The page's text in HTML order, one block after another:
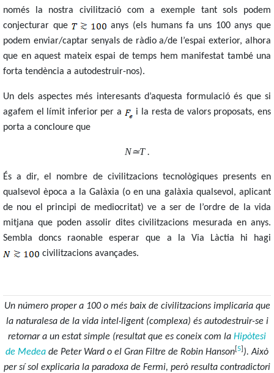
només la nostra civilització com a exemple tant sols podem
conjecturar que
anys (els humans fa uns 100 anys que
podem enviar/captar senyals de ràdio a/de l’espai exterior, alhora
que en aquest mateix espai de temps hem manifestat també una
forta tendència a autodestruir-nos).
Un dels aspectes més interesants d’aquesta formulació és que si
agafem el límit inferior per a
i la resta de valors proposats, ens
porta a concloure que
N≃T.
És a dir,el nombre de civilitzacions tecnològiques presents en
qualsevol època a la Galàxia (o en una galàxia qualsevol, aplicant
de nou el principi de mediocritat) ve a ser de l’ordre de la vida
mitjana que poden assolir dites civilitzacions mesurada en anys.
Sembla doncs raonable esperar que a la Via Làctia hi hagi
civilitzacions avançades.
Un número proper a 100 o més baix de civilitzacions implicaria que
la naturalesa de la vida intel·ligent (complexa) és autodestruir-se i
retornar a un estat simple (resultat que es coneix com laHipòtesi
de Medea de Peter Ward o el Gran Filtre de Robin Hanson [5 ). Això
per sí sol explicaria la paradoxa de Fermi, però resulta contradictori